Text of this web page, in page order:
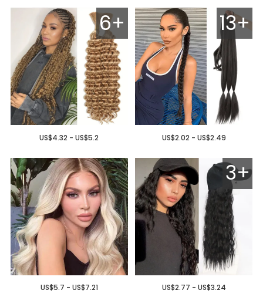
13+
US$2.02 - US$2.49
6+
US$4.32 - US$5.2
3+
US$2.77 - US$3.24
US$5.7 - US$7.21